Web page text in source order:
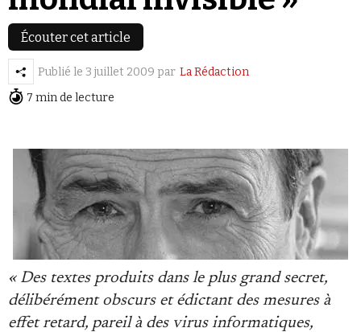
Vidéos
Émissions
Revues de presse
Newsletter
Faire un don
Écouter cet article
Publié le 3 juillet 2009 par La Rédaction
7 min de lecture
« Des textes produits dans le plus grand secret,
délibérément obscurs et édictant des mesures à
effet retard, pareil à des virus informatiques,